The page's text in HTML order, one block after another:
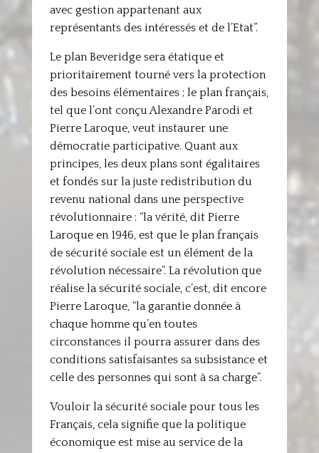
avec gestion appartenant aux
représentants des intéressés et de l’Etat”.
Le plan Beveridge sera étatique et
prioritairement tourné vers la protection
des besoins élémentaires ; le plan français,
tel que l’ont conçu Alexandre Parodi et
Pierre Laroque, veut instaurer une
démocratie participative. Quant aux
principes, les deux plans sont égalitaires
et fondés sur la juste redistribution du
revenu national dans une perspective
révolutionnaire : “la vérité, dit Pierre
Laroque en 1946, est que le plan français
de sécurité sociale est un élément de la
révolution nécessaire”. La révolution que
réalise la sécurité sociale, c’est, dit encore
Pierre Laroque, “la garantie donnée à
chaque homme qu’en toutes
circonstances il pourra assurer dans des
conditions satisfaisantes sa subsistance et
celle des personnes qui sont à sa charge”.
Vouloir la sécurité sociale pour tous les
Français, cela signifie que la politique
économique est mise au service de la